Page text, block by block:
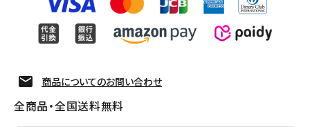
商品についてのお問い合わせ
全商品・全国送料無料